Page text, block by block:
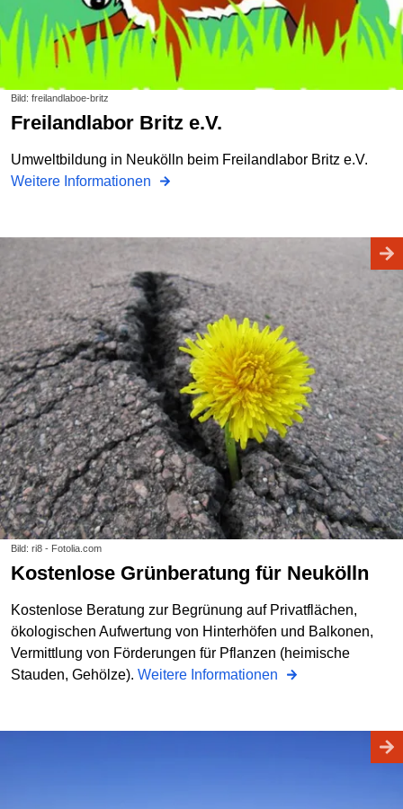
Bild: freilandlaboe-britz
Freilandlabor Britz e.V.
Umweltbildung in Neukölln beim Freilandlabor Britz e.V.
Weitere Informationen
Bild: ri8 - Fotolia.com
Kostenlose Grünberatung für Neukölln
Kostenlose Beratung zur Begrünung auf Privatflächen,
ökologischen Aufwertung von Hinterhöfen und Balkonen,
Vermittlung von Förderungen für Pflanzen (heimische
Stauden, Gehölze). Weitere Informationen